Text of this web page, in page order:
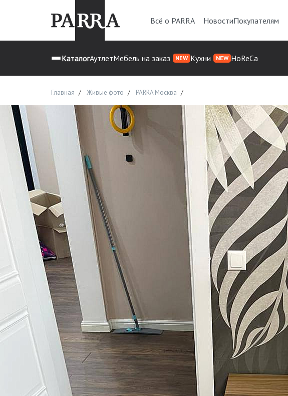
Всё о PARRA НовостиПокупателям
КаталогАутлетМебель на заказ NEW Кухни NEW HoReCa
Главная Живые фото PARRA Москва